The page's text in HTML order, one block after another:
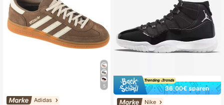
5
Adidas
36,00€ sparen
Nike